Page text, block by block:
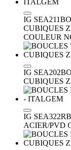
IG SEA211
CUBIQUES
COULEUR
IG SEA202
CUBIQUES
IG SEA322R
ACIER/PVD